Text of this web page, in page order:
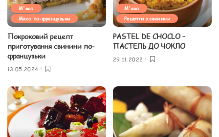
М'ясо
Мясо по-французьки
Покроковий рецепт
приготування свинини по-
французьки
13.05.2024
М'ясо
Рецепти з свинини
PASTEL DE CHOCLO –
ПАСТЕЛЬ ДО ЧОКЛО
29.11.2022